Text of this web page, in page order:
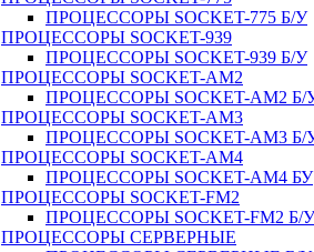
ПРОЦЕССОРЫ SOCKET-775 Б/У
ПРОЦЕССОРЫ SOCKET-939
ПРОЦЕССОРЫ SOCKET-939 Б/У
ПРОЦЕССОРЫ SOCKET-AM2
ПРОЦЕССОРЫ SOCKET-AM2 Б/
ПРОЦЕССОРЫ SOCKET-AM3
ПРОЦЕССОРЫ SOCKET-AM3 Б/
ПРОЦЕССОРЫ SOCKET-AM4
ПРОЦЕССОРЫ SOCKET-AM4 БУ
ПРОЦЕССОРЫ SOCKET-FM2
ПРОЦЕССОРЫ SOCKET-FM2 Б/У
ПРОЦЕССОРЫ СЕРВЕРНЫЕ